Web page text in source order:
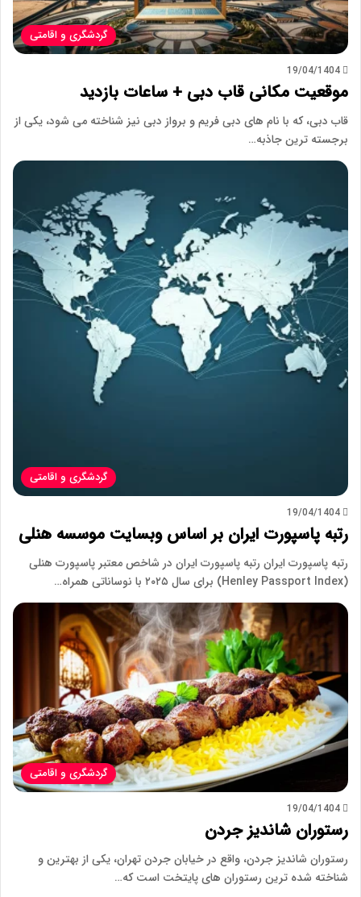
گردشگری و اقامتی
19/04/1404
موقعیت مکانی قاب دبی + ساعات بازدید
قاب دبی، که با نام های دبی فریم و برواز دبی نیز شناخته می شود، یکی از
برجسته ترین جاذبه…
گردشگری و اقامتی
19/04/1404
رتبه پاسپورت ایران بر اساس وبسایت موسسه هنلی
رتبه پاسپورت ایران رتبه پاسپورت ایران در شاخص معتبر پاسپورت هنلی
(Henley Passport Index) برای سال ۲۰۲۵ با نوساناتی همراه…
گردشگری و اقامتی
19/04/1404
رستوران شاندیز جردن
رستوران شاندیز جردن، واقع در خیابان جردن تهران، یکی از بهترین و
شناخته شده ترین رستوران های پایتخت است که…